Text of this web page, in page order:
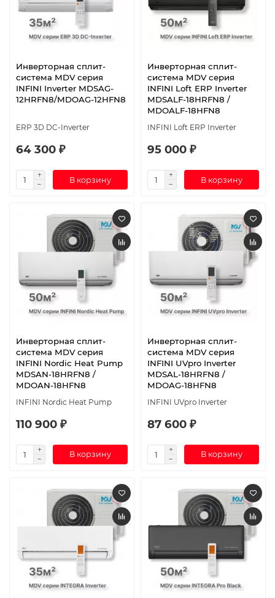
Инверторная сплит-
система MDV серия
INFINI Inverter MDSAG-
12HRFN8/MDOAG-12HFN8
ERP 3D DC-Inverter
64 300 ₽
В корзину
Инверторная сплит-
система MDV серия
INFINI Loft ERP Inverter
MDSALF-18HRFN8 /
MDOALF-18HFN8
INFINI Loft ERP Inverter
95 000 ₽
В корзину
Инверторная сплит-
система MDV серия
INFINI Nordic Heat Pump
MDSAN-18HRFN8 /
MDOAN-18HFN8
INFINI Nordic Heat Pump
110 900 ₽
В корзину
Инверторная сплит-
система MDV серия
INFINI UVpro Inverter
MDSAL-18HRFN8 /
MDOAG-18HFN8
INFINI UVpro Inverter
87 600 ₽
В корзину